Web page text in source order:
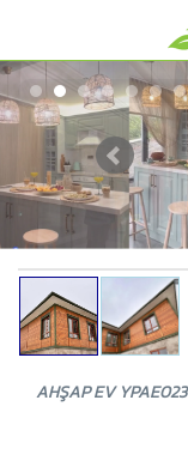
AHŞAP EV YPAE023